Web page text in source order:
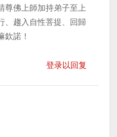
尊佛上師加持弟子至上
、趨入自性菩提、回歸
欽諾！
登录以回复